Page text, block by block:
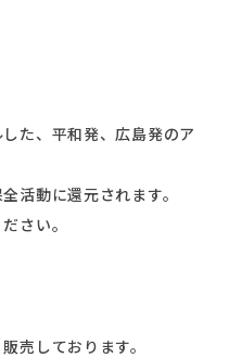
た、平和発、広島発のア
活動に還元されます。
さい。
売しております。